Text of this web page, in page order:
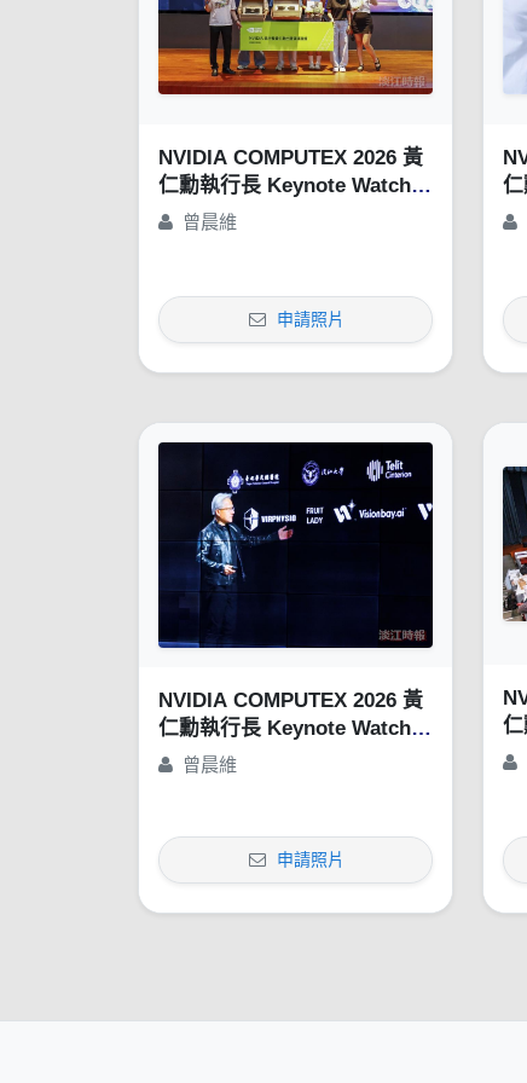
NVIDIA COMPUTEX 2026 黃
仁勳執行長 Keynote Watch
Party曾晨維
申請照片
NVIDIA COMPUTEX 2026 黃
仁勳執行長 Keynote Watch
Party曾晨維
申請照片